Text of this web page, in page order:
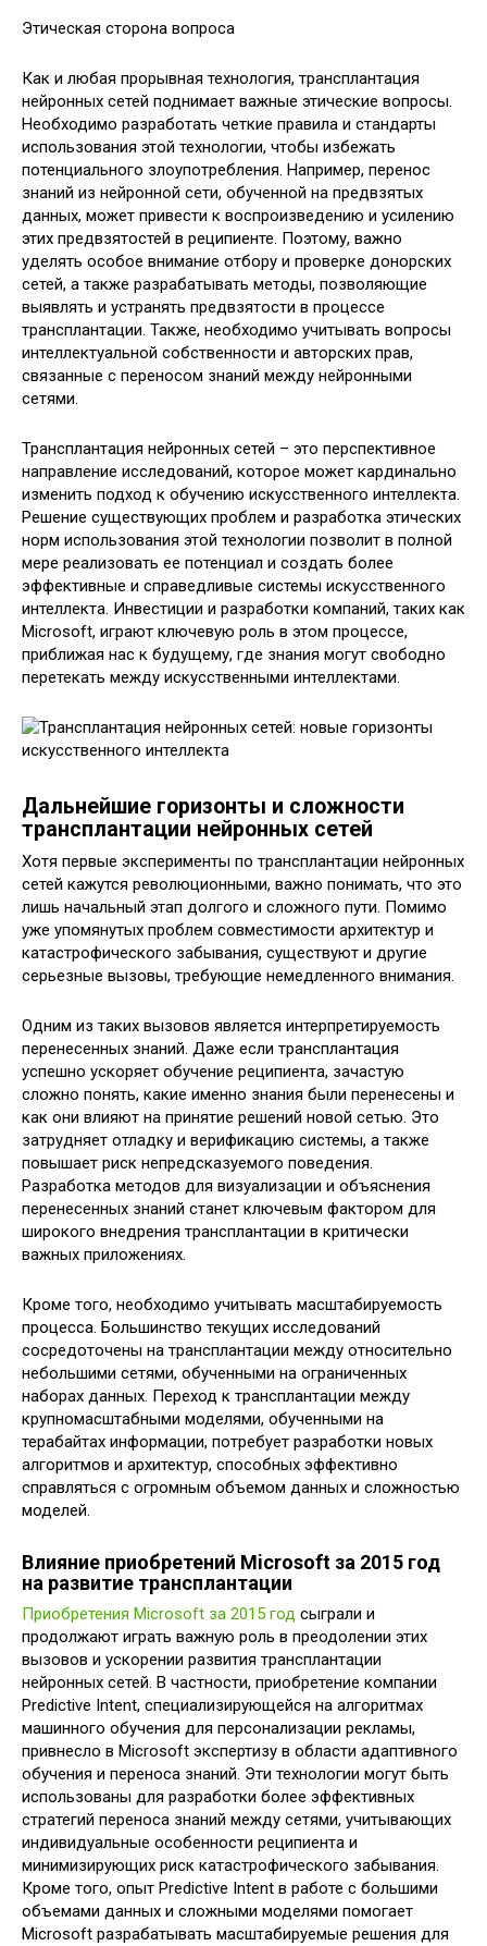
Этическая сторона вопроса
Как и любая прорывная технология, трансплантация
нейронных сетей поднимает важные этические вопросы.
Необходимо разработать четкие правила и стандарты
использования этой технологии, чтобы избежать
потенциального злоупотребления. Например, перенос
знаний из нейронной сети, обученной на предвзятых
данных, может привести к воспроизведению и усилению
этих предвзятостей в реципиенте. Поэтому, важно
уделять особое внимание отбору и проверке донорских
сетей, а также разрабатывать методы, позволяющие
выявлять и устранять предвзятости в процессе
трансплантации. Также, необходимо учитывать вопросы
интеллектуальной собственности и авторских прав,
связанные с переносом знаний между нейронными
сетями.
Трансплантация нейронных сетей – это перспективное
направление исследований, которое может кардинально
изменить подход к обучению искусственного интеллекта.
Решение существующих проблем и разработка этических
норм использования этой технологии позволит в полной
мере реализовать ее потенциал и создать более
эффективные и справедливые системы искусственного
интеллекта. Инвестиции и разработки компаний, таких как
Microsoft, играют ключевую роль в этом процессе,
приближая нас к будущему, где знания могут свободно
перетекать между искусственными интеллектами.
Дальнейшие горизонты и сложности
трансплантации нейронных сетей
Хотя первые эксперименты по трансплантации нейронных
сетей кажутся революционными, важно понимать, что это
лишь начальный этап долгого и сложного пути. Помимо
уже упомянутых проблем совместимости архитектур и
катастрофического забывания, существуют и другие
серьезные вызовы, требующие немедленного внимания.
Одним из таких вызовов является интерпретируемость
перенесенных знаний. Даже если трансплантация
успешно ускоряет обучение реципиента, зачастую
сложно понять, какие именно знания были перенесены и
как они влияют на принятие решений новой сетью. Это
затрудняет отладку и верификацию системы, а также
повышает риск непредсказуемого поведения.
Разработка методов для визуализации и объяснения
перенесенных знаний станет ключевым фактором для
широкого внедрения трансплантации в критически
важных приложениях.
Кроме того, необходимо учитывать масштабируемость
процесса. Большинство текущих исследований
сосредоточены на трансплантации между относительно
небольшими сетями, обученными на ограниченных
наборах данных. Переход к трансплантации между
крупномасштабными моделями, обученными на
терабайтах информации, потребует разработки новых
алгоритмов и архитектур, способных эффективно
справляться с огромным объемом данных и сложностью
моделей.
Влияние приобретений Microsoft за 2015 год
на развитие трансплантации
Приобретения Microsoft за 2015 год сыграли и
продолжают играть важную роль в преодолении этих
вызовов и ускорении развития трансплантации
нейронных сетей. В частности, приобретение компании
Predictive Intent, специализирующейся на алгоритмах
машинного обучения для персонализации рекламы,
привнесло в Microsoft экспертизу в области адаптивного
обучения и переноса знаний. Эти технологии могут быть
использованы для разработки более эффективных
стратегий переноса знаний между сетями, учитывающих
индивидуальные особенности реципиента и
минимизирующих риск катастрофического забывания.
Кроме того, опыт Predictive Intent в работе с большими
объемами данных и сложными моделями помогает
Microsoft разрабатывать масштабируемые решения для